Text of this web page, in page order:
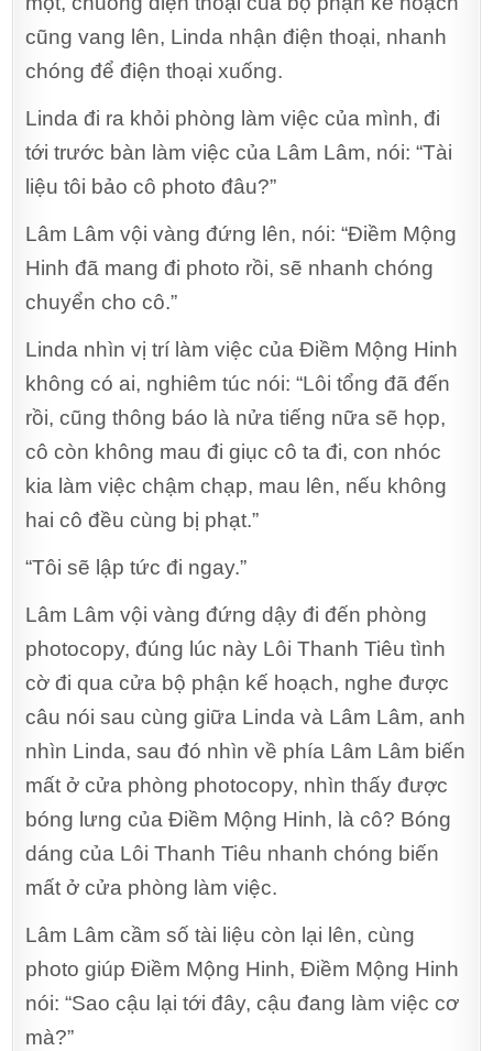
cũng vang lên, Linda nhận điện thoại, nhanh
chóng để điện thoại xuống.
Linda đi ra khỏi phòng làm việc của mình, đi
tới trước bàn làm việc của Lâm Lâm, nói: “Tài
liệu tôi bảo cô photo đâu?”
Lâm Lâm vội vàng đứng lên, nói: “Điềm Mộng
Hinh đã mang đi photo rồi, sẽ nhanh chóng
chuyển cho cô.”
Linda nhìn vị trí làm việc của Điềm Mộng Hinh
không có ai, nghiêm túc nói: “Lôi tổng đã đến
rồi, cũng thông báo là nửa tiếng nữa sẽ họp,
cô còn không mau đi giục cô ta đi, con nhóc
kia làm việc chậm chạp, mau lên, nếu không
hai cô đều cùng bị phạt.”
“Tôi sẽ lập tức đi ngay.”
Lâm Lâm vội vàng đứng dậy đi đến phòng
photocopy, đúng lúc này Lôi Thanh Tiêu tình
cờ đi qua cửa bộ phận kế hoạch, nghe được
câu nói sau cùng giữa Linda và Lâm Lâm, anh
nhìn Linda, sau đó nhìn về phía Lâm Lâm biến
mất ở cửa phòng photocopy, nhìn thấy được
bóng lưng của Điềm Mộng Hinh, là cô? Bóng
dáng của Lôi Thanh Tiêu nhanh chóng biến
mất ở cửa phòng làm việc.
Lâm Lâm cầm số tài liệu còn lại lên, cùng
photo giúp Điềm Mộng Hinh, Điềm Mộng Hinh
nói: “Sao cậu lại tới đây, cậu đang làm việc cơ
mà?”